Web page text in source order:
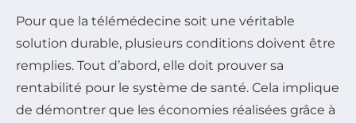
Pour que la télémédecine soit une véritable
solution durable, plusieurs conditions doivent être
remplies. Tout d’abord, elle doit prouver sa
rentabilité pour le système de santé. Cela implique
de démontrer que les économies réalisées grâce à